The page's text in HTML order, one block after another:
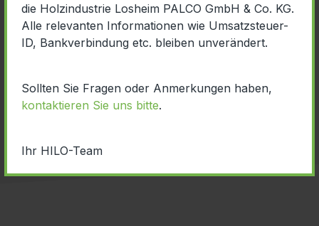
die Holzindustrie Losheim PALCO GmbH & Co. KG.
Alle relevanten Informationen wie Umsatzsteuer-
ID, Bankverbindung etc. bleiben unverändert.
Sollten Sie Fragen oder Anmerkungen haben,
kontaktieren Sie uns bitte.
Ihr HILO-Team
HPE VERMEIDUNG VON
SCHIMMELBEFALL